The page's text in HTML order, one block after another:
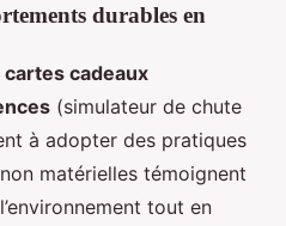
durables en
cartes cadeaux
(simulateur de chute
à adopter des pratiques
matérielles témoignent
tout en